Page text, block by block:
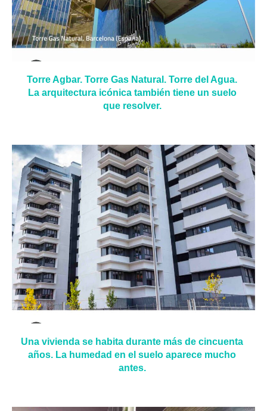
Torre Agbar. Torre Gas Natural. Torre del Agua.
La arquitectura icónica también tiene un suelo
que resolver.
Una vivienda se habita durante más de cincuenta
años. La humedad en el suelo aparece mucho
antes.